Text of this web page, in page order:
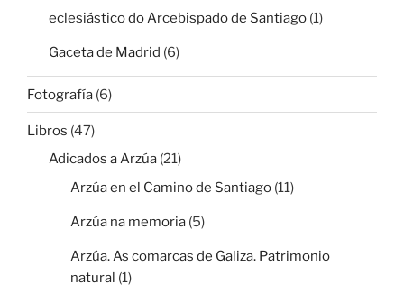
eclesiástico do Arcebispado de Santiago (1)
Gaceta de Madrid (6)
Fotografía (6)
Libros (47)
Adicados a Arzúa (21)
Arzúa en el Camino de Santiago (11)
Arzúa na memoria (5)
Arzúa. As comarcas de Galiza. Patrimonio
natural (1)